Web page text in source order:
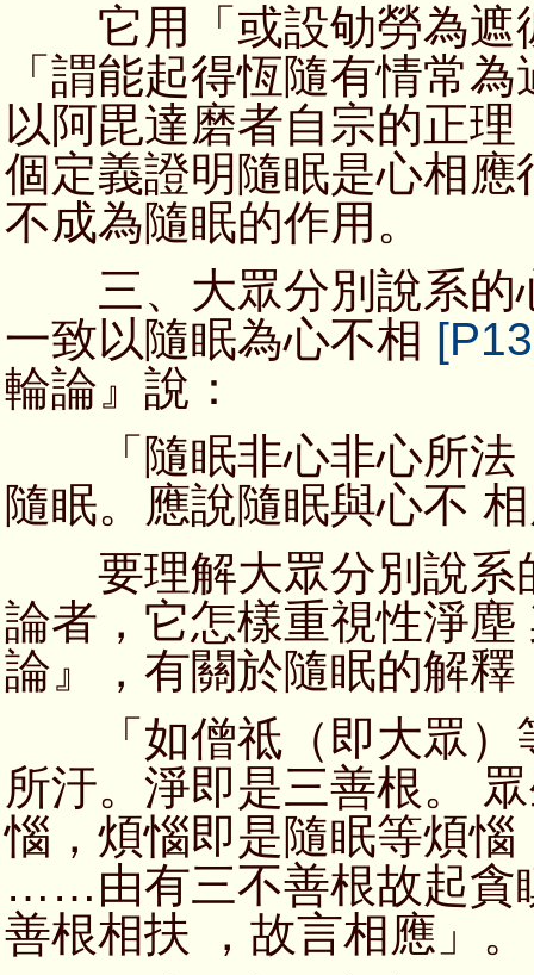
它用「或設劬勞為遮
「謂能起得恆隨有情常
以阿毘達磨者自宗的正
個定義證明隨眠是心相
不成為隨眠的作用。
三、大眾分別說系的
一致以隨眠為心不相
輪論』說：
「隨眠非心非心所法
隨眠。應說隨眠與心不
要理解大眾分別說系
論者，它怎樣重視性淨
論』，有關於隨眠的解釋
「如僧祗（即大眾）
所汙。淨即是三善根。
惱，煩惱即是隨眠等煩
……由有三不善根故起貪
善根相扶 ，故言相應」。